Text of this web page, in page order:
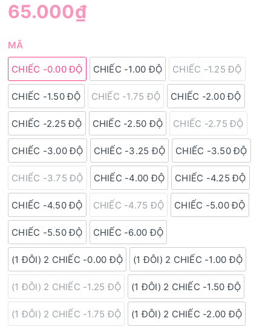
65.000₫
MÃ
CHIẾC -0.00 ĐỘ CHIẾC -1.00 ĐỘ CHIẾC -1.25 ĐỘ
CHIẾC -1.50 ĐỘ CHIẾC -1.75 ĐỘ CHIẾC -2.00 ĐỘ
CHIẾC -2.25 ĐỘ CHIẾC -2.50 ĐỘ CHIẾC -2.75 ĐỘ
CHIẾC -3.00 ĐỘ CHIẾC -3.25 ĐỘ CHIẾC -3.50 ĐỘ
CHIẾC -3.75 ĐỘ CHIẾC -4.00 ĐỘ CHIẾC -4.25 ĐỘ
CHIẾC -4.50 ĐỘ CHIẾC -4.75 ĐỘ CHIẾC -5.00 ĐỘ
CHIẾC -5.50 ĐỘ CHIẾC -6.00 ĐỘ
(1 ĐÔI) 2 CHIẾC -0.00 ĐỘ (1 ĐÔI) 2 CHIẾC -1.00 ĐỘ
(1 ĐÔI) 2 CHIẾC -1.25 ĐỘ (1 ĐÔI) 2 CHIẾC -1.50 ĐỘ
(1 ĐÔI) 2 CHIẾC -1.75 ĐỘ (1 ĐÔI) 2 CHIẾC -2.00 ĐỘ